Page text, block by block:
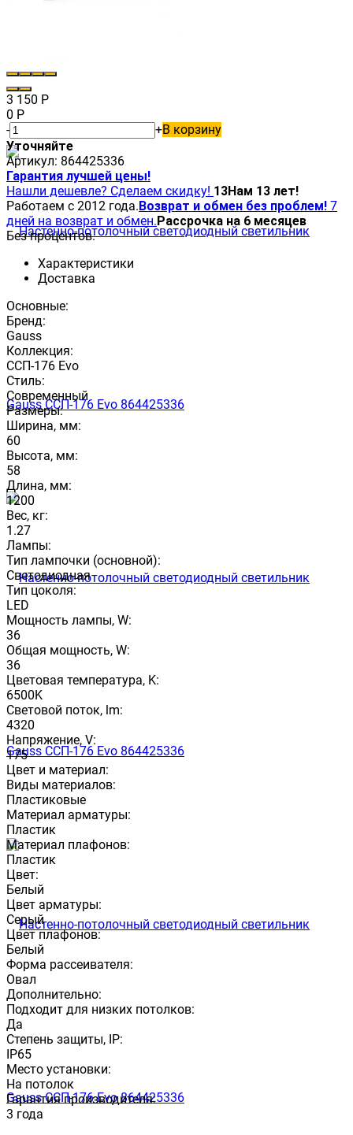
3 150 Р
0 Р
-
+В корзину
Уточняйте
Артикул: 864425336
Гарантия лучшей цены!
Нашли дешевле? Сделаем скидку! 13Нам 13 лет!
Работаем с 2012 года.Возврат и обмен без проблем! 7
дней на возврат и обмен.Рассрочка на 6 месяцев
Без процентов.
Характеристики
Доставка
Основные:
Бренд:
Gauss
Коллекция:
ССП-176 Evo
Стиль:
Современный
Размеры:
Ширина, мм:
60
Высота, мм:
58
Длина, мм:
1200
Вес, кг:
1.27
Лампы:
Тип лампочки (основной):
Светодиодная
Тип цоколя:
LED
Мощность лампы, W:
36
Общая мощность, W:
36
Цветовая температура, K:
6500K
Световой поток, lm:
4320
Напряжение, V:
175
Цвет и материал:
Виды материалов:
Пластиковые
Материал арматуры:
Пластик
Материал плафонов:
Пластик
Цвет:
Белый
Цвет арматуры:
Серый
Цвет плафонов:
Белый
Форма рассеивателя:
Овал
Дополнительно:
Подходит для низких потолков:
Да
Степень защиты, IP:
IP65
Место установки:
На потолок
Гарантия производителя:
3 года